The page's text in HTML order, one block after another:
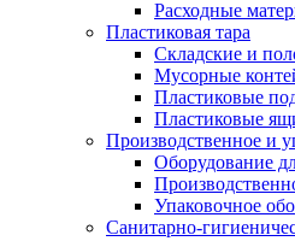
Расходные
Пластиковая тара
Складские и
Мусорные
Пластиковые
Пластиковые
Производственное и
Оборудование
Упаковочное
Санитарно-